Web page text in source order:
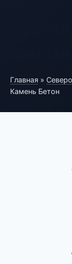
Главная »
Камень Бетон